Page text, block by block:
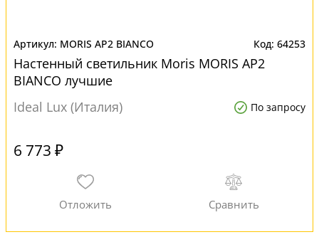
MORIS AP2 BIANCO 64253
Настенный светильник Moris MORIS AP2
BIANCO лучшие
Ideal Lux (Италия)
По запросу
6 773 ₽